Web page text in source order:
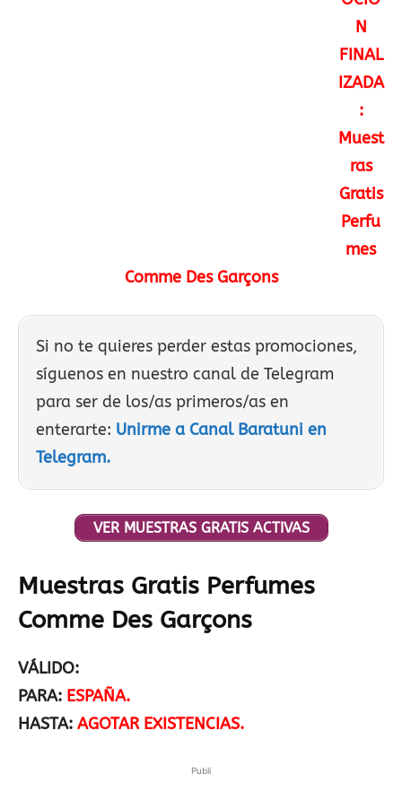
N
FINAL
IZADA
:
Muest
ras
Gratis
Perfu
mes
Comme Des Garçons
Si no te quieres perder estas promociones,
síguenos en nuestro canal de Telegram
para ser de los/as primeros/as en
enterarte: Unirme a Canal Baratuni en
Telegram.
VER MUESTRAS GRATIS ACTIVAS
Muestras Gratis Perfumes
Comme Des Garçons
VÁLIDO:
PARA: ESPAÑA.
HASTA: AGOTAR EXISTENCIAS.
Publi